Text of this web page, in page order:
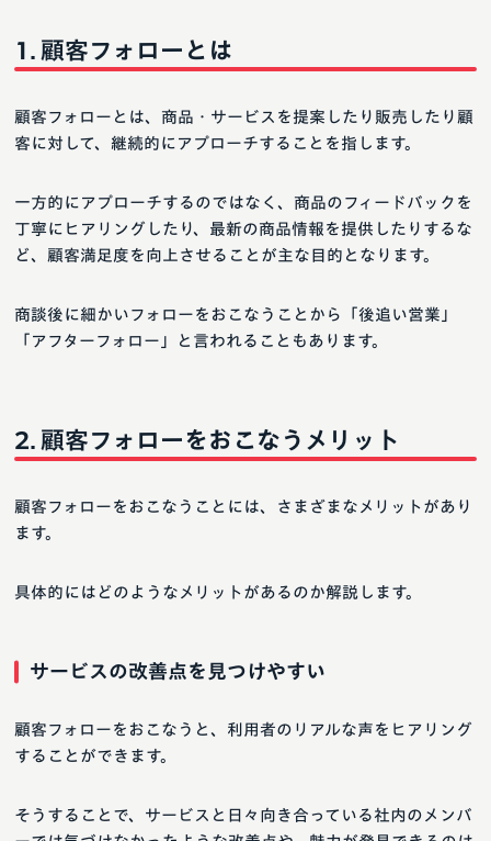
顧客フォローとは
顧客フォローとは、商品・サービスを提案したり販売したり顧
客に対して、継続的にアプローチすることを指します。
一方的にアプローチするのではなく、商品のフィードバックを
丁寧にヒアリングしたり、最新の商品情報を提供したりするな
ど、顧客満足度を向上させることが主な目的となります。
商談後に細かいフォローをおこなうことから「後追い営業」
「アフターフォロー」と言われることもあります。
顧客フォローをおこなうメリット
顧客フォローをおこなうことには、さまざまなメリットがあり
ます。
具体的にはどのようなメリットがあるのか解説します。
サービスの改善点を見つけやすい
顧客フォローをおこなうと、利用者のリアルな声をヒアリング
することができます。
そうすることで、サービスと日々向き合っている社内のメンバ